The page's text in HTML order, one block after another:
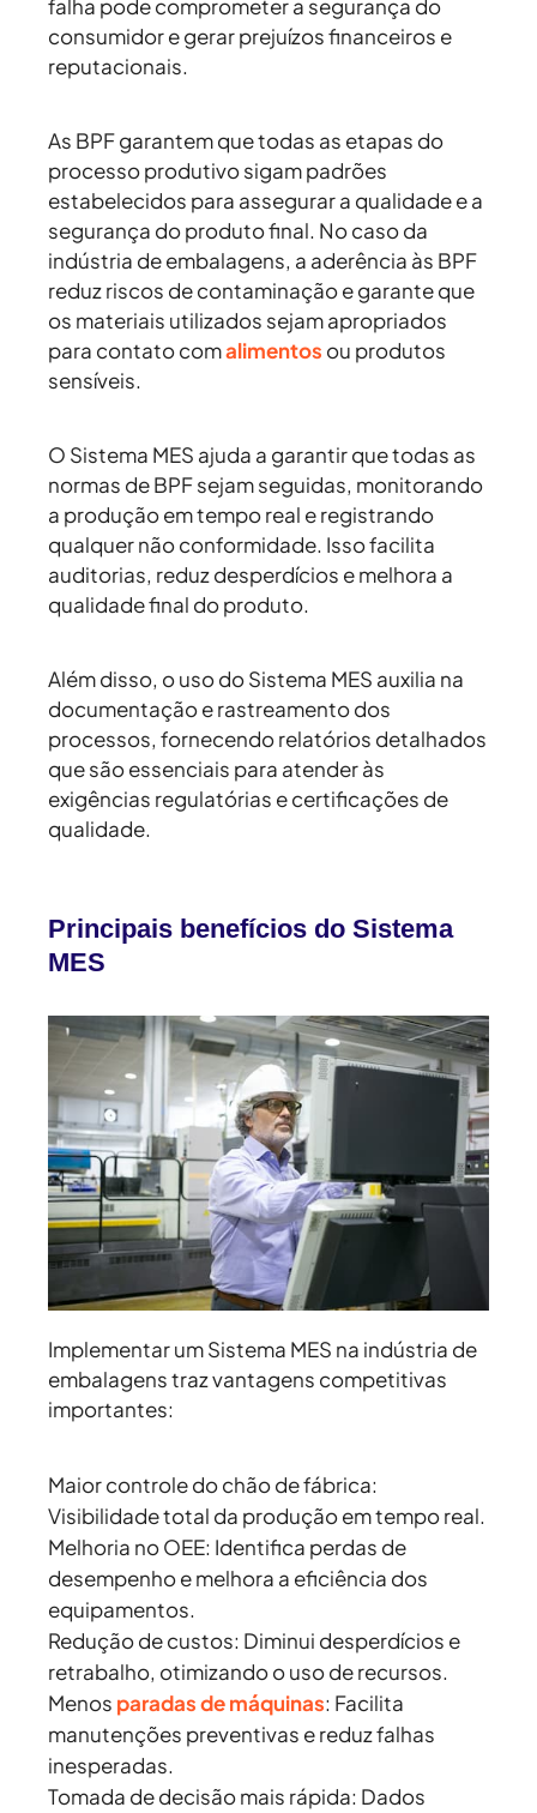
falha pode comprometer a segurança do
consumidor e gerar prejuízos financeiros e
reputacionais.
As BPF garantem que todas as etapas do
processo produtivo sigam padrões
estabelecidos para assegurar a qualidade e a
segurança do produto final. No caso da
indústria de embalagens, a aderência às BPF
reduz riscos de contaminação e garante que
os materiais utilizados sejam apropriados
para contato comalimentos ou produtos
sensíveis.
O Sistema MES ajuda a garantir que todas as
normas de BPF sejam seguidas, monitorando
a produção em tempo real e registrando
qualquer não conformidade. Isso facilita
auditorias, reduz desperdícios e melhora a
qualidade final do produto.
Além disso, o uso do Sistema MES auxilia na
documentação e rastreamento dos
processos, fornecendo relatórios detalhados
que são essenciais para atender às
exigências regulatórias e certificações de
qualidade.
Principais benefícios do Sistema
MES
Implementar um Sistema MES na indústria de
embalagens traz vantagens competitivas
importantes:
Maior controle do chão de fábrica:
Visibilidade total da produção em tempo real.
Melhoria no OEE: Identifica perdas de
desempenho e melhora a eficiência dos
equipamentos.
Redução de custos: Diminui desperdícios e
retrabalho, otimizando o uso de recursos.
Menos paradas de máquinas: Facilita
manutenções preventivas e reduz falhas
inesperadas.
Tomada de decisão mais rápida: Dados